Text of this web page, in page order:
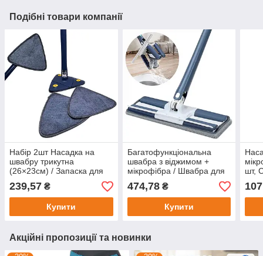
Подібні товари компанії
Набір 2шт Насадка на
швабру трикутна
(26×23см) / Запаска для
швабри / Змінна насадка з
мікрофібри
239,57 ₴
Купити
Багатофункціональна
швабра з віджимом +
мікрофібра / Швабра для
прибирання підлоги та
вікон
474,78₴
Купити
шт,
/
Акційні пропозиції та новинки